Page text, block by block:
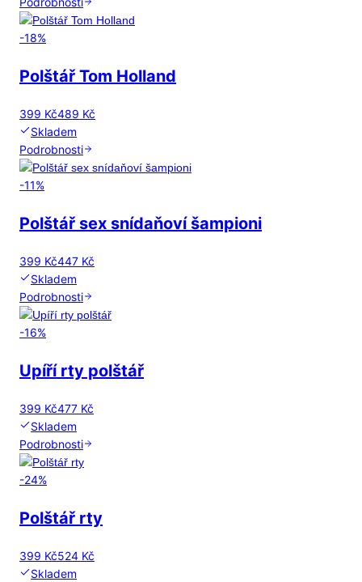
-18%
Polštář Tom Holland
399 Kč489 Kč
Skladem
Podrobnosti
-11%
Polštář sex snídaňoví šampioni
399 Kč447 Kč
Skladem
Podrobnosti
-16%
Upíří rty polštář
399 Kč477 Kč
Skladem
Podrobnosti
-24%
Polštář rty
399 Kč524 Kč
Skladem